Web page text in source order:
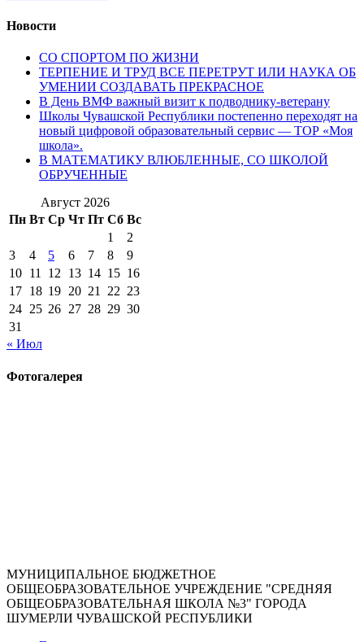
Новости
СО СПОРТОМ ПО ЖИЗНИ
ТЕРПЕНИЕ И ТРУД ВСЕ ПЕРЕТРУТ ИЛИ НАУКА ОБ
УМЕНИИ СОЗДАВАТЬ ПРЕКРАСНОЕ
В День ВМФ важный визит к подводнику-ветерану
Школы Чувашской Республики постепенно переходят на
новый цифровой образовательный сервис — ТОР «Моя
школа».
В МАТЕМАТИКУ ВЛЮБЛЕННЫЕ, СО ШКОЛОЙ
ОБРУЧЕННЫЕ
Август 2026
Пн Вт Ср Чт Пт Сб Вс
1
2
3
4 5 6 7 8
9
10 11 12 13 14 15 16
17 18 19 20 21 22 23
24 25 26 27 28 29 30
31
« Июл
Фотогалерея
МУНИЦИПАЛЬНОЕ БЮДЖЕТНОЕ
ОБЩЕОБРАЗОВАТЕЛЬНОЕ УЧРЕЖДЕНИЕ "СРЕДНЯЯ
ОБЩЕОБРАЗОВАТЕЛЬНАЯ ШКОЛА №3" ГОРОДА
ШУМЕРЛИ ЧУВАШСКОЙ РЕСПУБЛИКИ